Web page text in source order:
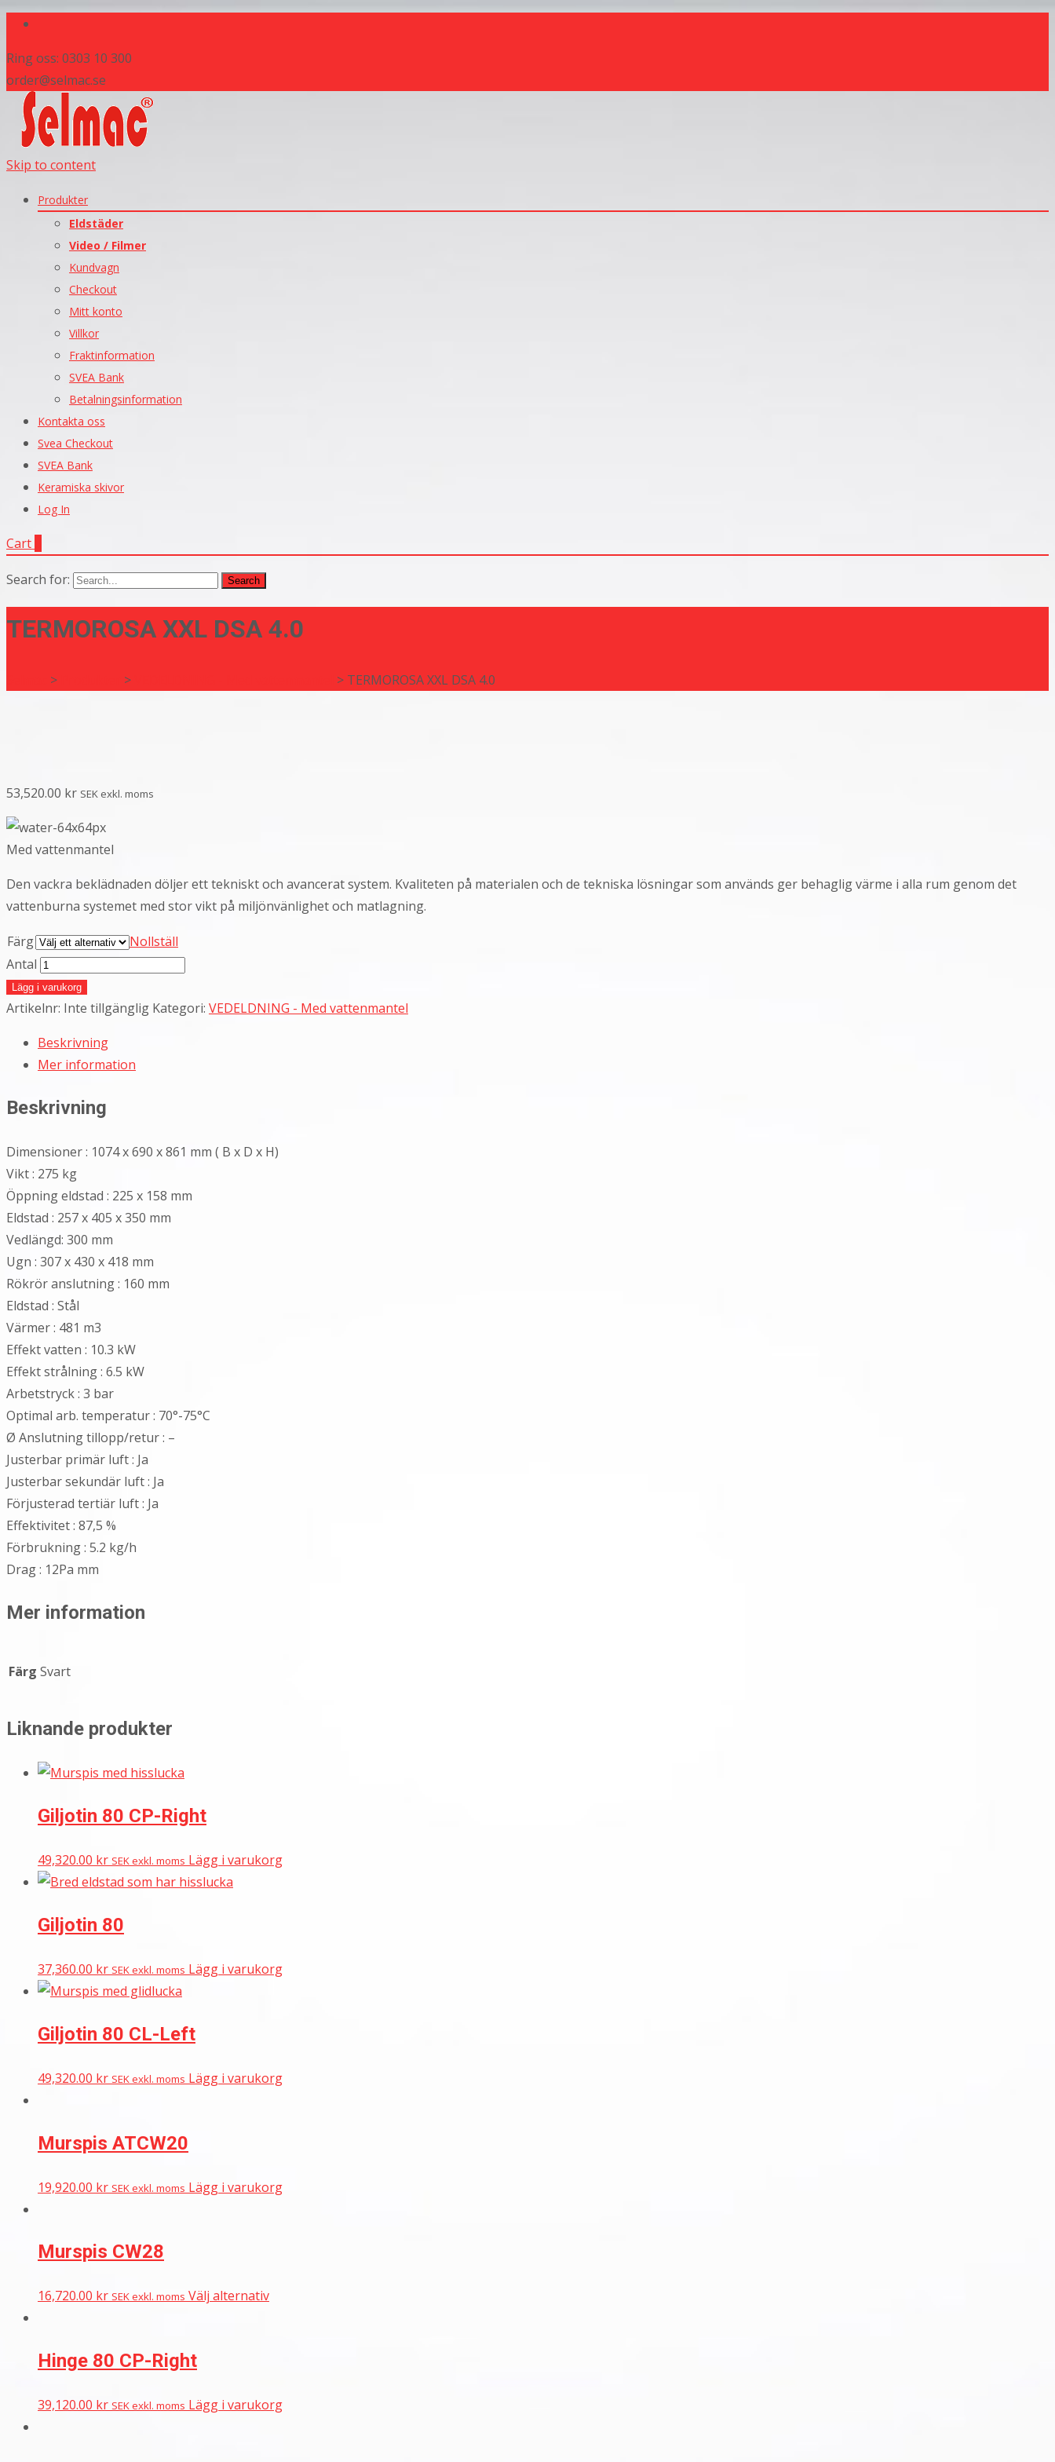
Ring oss: 0303 10 300
order@selmac.se
Skip to content
Produkter
Eldstäder
Video / Filmer
Kundvagn
Checkout
Mitt konto
Villkor
Fraktinformation
SVEA Bank
Betalningsinformation
Kontakta oss
Svea Checkout
SVEA Bank
Keramiska skivor
Log In
Cart
Search for:
TERMOROSA XXL DSA 4.0
> > > TERMOROSA XXL DSA 4.0
53,520.00 kr SEK exkl. moms
Med vattenmantel
Den vackra beklädnaden döljer ett tekniskt och avancerat system. Kvaliteten på materialen och de tekniska lösningar som används ger behaglig värme i alla rum genom det
vattenburna systemet med stor vikt på miljönvänlighet och matlagning.
Färg
Nollställ
Antal
Lägg i varukorg
Artikelnr: Inte tillgänglig Kategori: VEDELDNING - Med vattenmantel
Beskrivning
Mer information
Beskrivning
Dimensioner : 1074 x 690 x 861 mm ( B x D x H)
Vikt : 275 kg
Öppning eldstad : 225 x 158 mm
Eldstad : 257 x 405 x 350 mm
Vedlängd: 300 mm
Ugn : 307 x 430 x 418 mm
Rökrör anslutning : 160 mm
Eldstad : Stål
Värmer : 481 m3
Effekt vatten : 10.3 kW
Effekt strålning : 6.5 kW
Arbetstryck : 3 bar
Optimal arb. temperatur : 70°-75°C
Ø Anslutning tillopp/retur : –
Justerbar primär luft : Ja
Justerbar sekundär luft : Ja
Förjusterad tertiär luft : Ja
Effektivitet : 87,5 %
Förbrukning : 5.2 kg/h
Drag : 12Pa mm
Mer information
Färg Svart
Liknande produkter
Giljotin 80 CP-Right
49,320.00 kr SEK exkl. moms Lägg i varukorg
Giljotin 80
37,360.00 kr SEK exkl. moms Lägg i varukorg
Giljotin 80 CL-Left
49,320.00 kr SEK exkl. moms Lägg i varukorg
Murspis ATCW20
19,920.00 kr SEK exkl. moms Lägg i varukorg
Murspis CW28
16,720.00 kr SEK exkl. moms Välj alternativ
Hinge 80 CP-Right
39,120.00 kr SEK exkl. moms Lägg i varukorg